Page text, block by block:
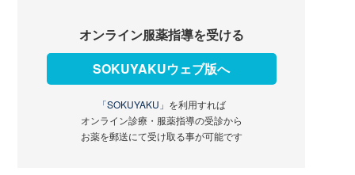
オンライン服薬指導を受ける
SOKUYAKUウェブ版へ
「SOKUYAKU」 を利用すれば
オンライン診療・服薬指導の受診から
お薬を郵送にて受け取る事が可能です